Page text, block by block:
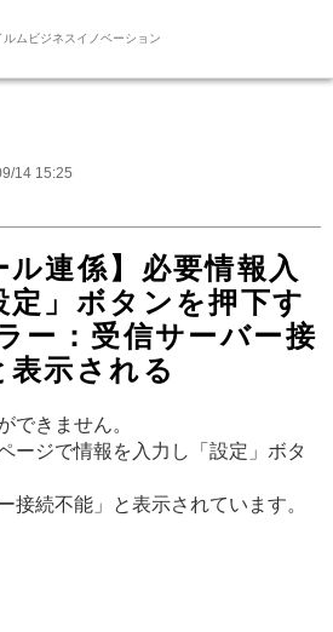
ルムビジネスイノベーション
14 15:25
ル連係】必要情報入
定」ボタンを押下す
ー：受信サーバー接
表示される
できません。
ージで情報を入力し「設定」ボタ
接続不能」と表示されています。